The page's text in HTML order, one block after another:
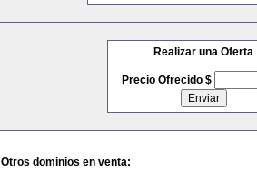
Realizar una Oferta
Precio Ofrecido $
Otros dominios en venta: